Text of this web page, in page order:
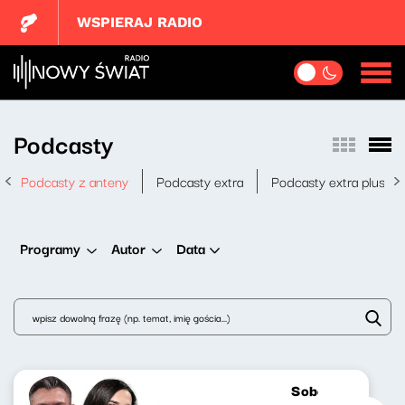
WSPIERAJ RADIO
Podcasty
Podcasty z anteny Podcasty extra Podcasty extra plus
Programy Autor Data
Sobotni brzask